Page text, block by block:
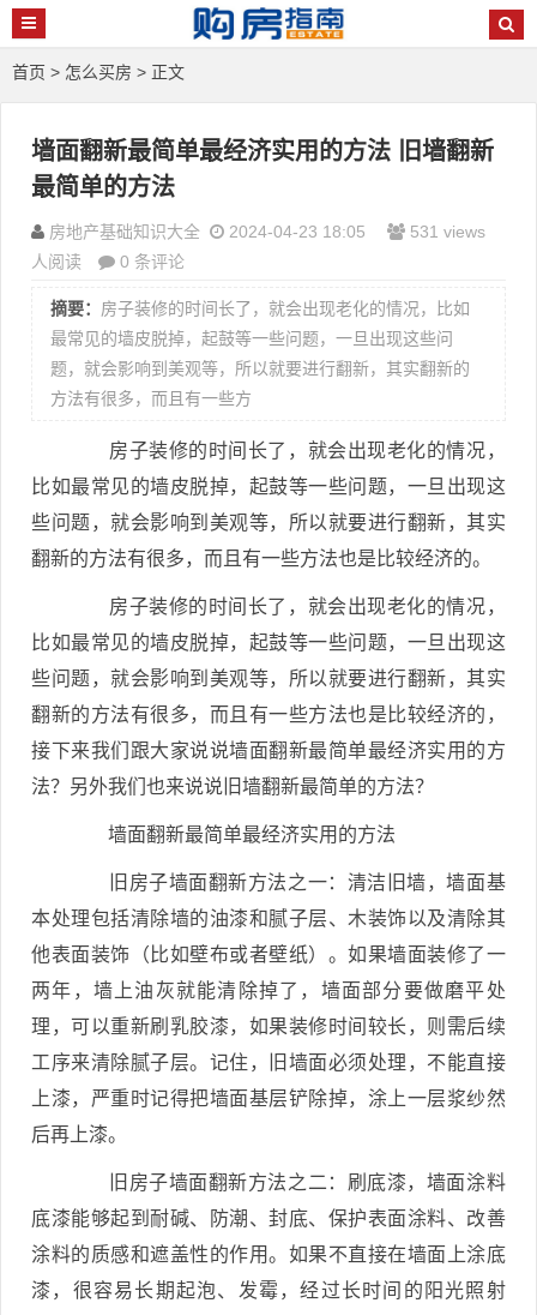
首页 > 怎么买房 > 正文
墙面翻新最简单最经济实用的方法 旧墙翻新
最简单的方法
房地产基础知识大全 2024-04-23 18:05
531 views
人阅读
0 条评论
摘要： 房子装修的时间长了，就会出现老化的情况，比如
最常见的墙皮脱掉，起鼓等一些问题，一旦出现这些问
题，就会影响到美观等，所以就要进行翻新，其实翻新的
方法有很多，而且有一些方
房子装修的时间长了，就会出现老化的情况，
比如最常见的墙皮脱掉，起鼓等一些问题，一旦出现这
些问题，就会影响到美观等，所以就要进行翻新，其实
翻新的方法有很多，而且有一些方法也是比较经济的。
房子装修的时间长了，就会出现老化的情况，
比如最常见的墙皮脱掉，起鼓等一些问题，一旦出现这
些问题，就会影响到美观等，所以就要进行翻新，其实
翻新的方法有很多，而且有一些方法也是比较经济的，
接下来我们跟大家说说墙面翻新最简单最经济实用的方
法？另外我们也来说说旧墙翻新最简单的方法？
墙面翻新最简单最经济实用的方法
旧房子墙面翻新方法之一：清洁旧墙，墙面基
本处理包括清除墙的油漆和腻子层、木装饰以及清除其
他表面装饰（比如壁布或者壁纸）。如果墙面装修了一
两年，墙上油灰就能清除掉了，墙面部分要做磨平处
理，可以重新刷乳胶漆，如果装修时间较长，则需后续
工序来清除腻子层。记住，旧墙面必须处理，不能直接
上漆，严重时记得把墙面基层铲除掉，涂上一层浆纱然
后再上漆。
旧房子墙面翻新方法之二：刷底漆，墙面涂料
底漆能够起到耐碱、防潮、封底、保护表面涂料、改善
涂料的质感和遮盖性的作用。如果不直接在墙面上涂底
漆，很容易长期起泡、发霉，经过长时间的阳光照射